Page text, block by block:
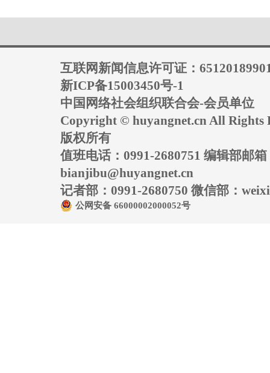
互联网新闻信息许可证：
新ICP备15003450号-1
中国网络社会组织联合会-会员单位
Copyright © huyangnet.cn All Rights
版权所有
值班电话：0991-2680751 编辑部邮箱
bianjibu@huyangnet.cn
记者部：0991-2680750 微信部：
公网安备 66000002000052号